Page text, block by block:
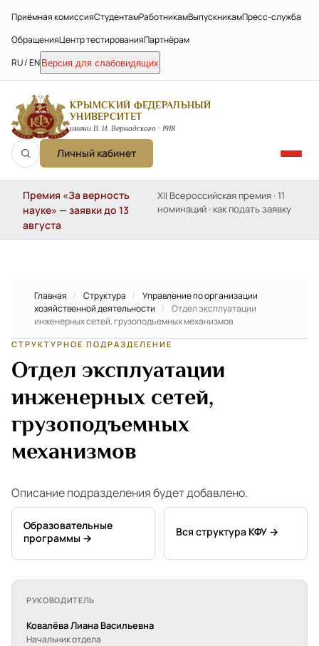
Приёмная комиссияСтудентамРаботникамВыпускникамПресс-служба
ОбращенияЦентр тестированияПартнёрам
RU / EN Версия для слабовидящих
КРЫМСКИЙ ФЕДЕРАЛЬНЫЙ
УНИВЕРСИТЕТ
имени В. И. Вернадского · 1918
Личный кабинет
Премия «За верность
науке» — заявки до 13
августа
XII Всероссийская премия · 11
номинаций · как подать заявку
Главная / Структура /
Управление по организации
хозяйственной деятельности /
Отдел эксплуатации
инженерных сетей, грузоподъемных механизмов
СТРУКТУРНОЕ ПОДРАЗДЕЛЕНИЕ
Отдел эксплуатации
инженерных сетей,
грузоподъемных
механизмов
Описание подразделения будет добавлено.
Образовательные
программы →
Вся структура КФУ →
РУКОВОДИТЕЛЬ
Ковалёва Лиана Васильевна
Начальник отдела